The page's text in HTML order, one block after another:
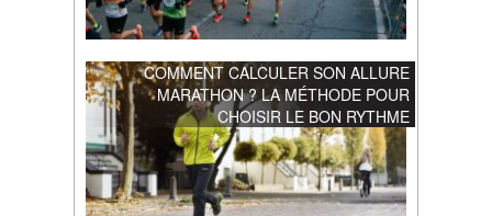
COMMENT CALCULER SON ALLURE
MARATHON ? LA MÉTHODE POUR
CHOISIR LE BON RYTHME